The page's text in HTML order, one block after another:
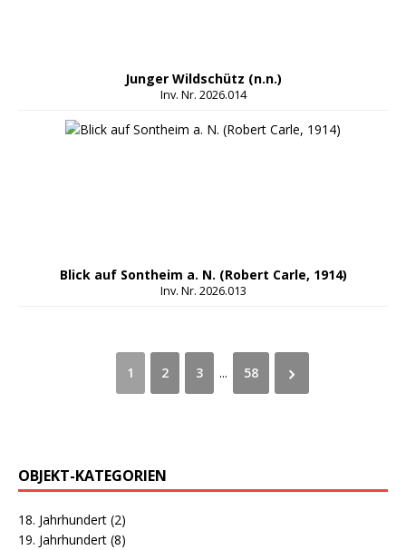
Junger Wildschütz (n.n.)
Inv. Nr. 2026.014
Blick auf Sontheim a. N. (Robert Carle, 1914)
Inv. Nr. 2026.013
1 2 3 ... 58
OBJEKT-KATEGORIEN
18. Jahrhundert (2)
19. Jahrhundert (8)